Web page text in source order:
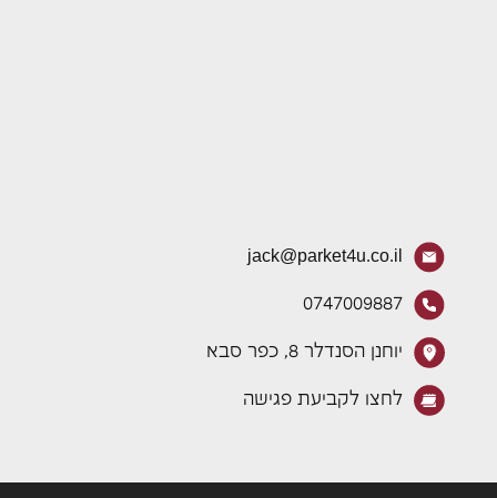
jack@parket4u.co.il
0747009887
יוחנן הסנדלר 8, כפר סבא
לחצו לקביעת פגישה